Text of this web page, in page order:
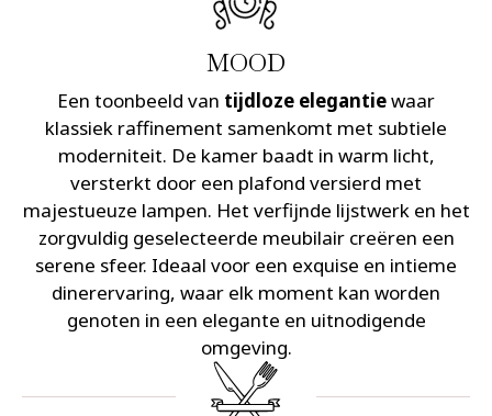
MOOD
Een toonbeeld van tijdloze elegantiewaar
klassiek raffinement samenkomt met subtiele
moderniteit. De kamer baadt in warm licht,
versterkt door een plafond versierd met
majestueuze lampen. Het verfijnde lijstwerk en het
zorgvuldig geselecteerde meubilair creëren een
serene sfeer. Ideaal voor een exquise en intieme
dinerervaring, waar elk moment kan worden
genoten in een elegante en uitnodigende
omgeving.